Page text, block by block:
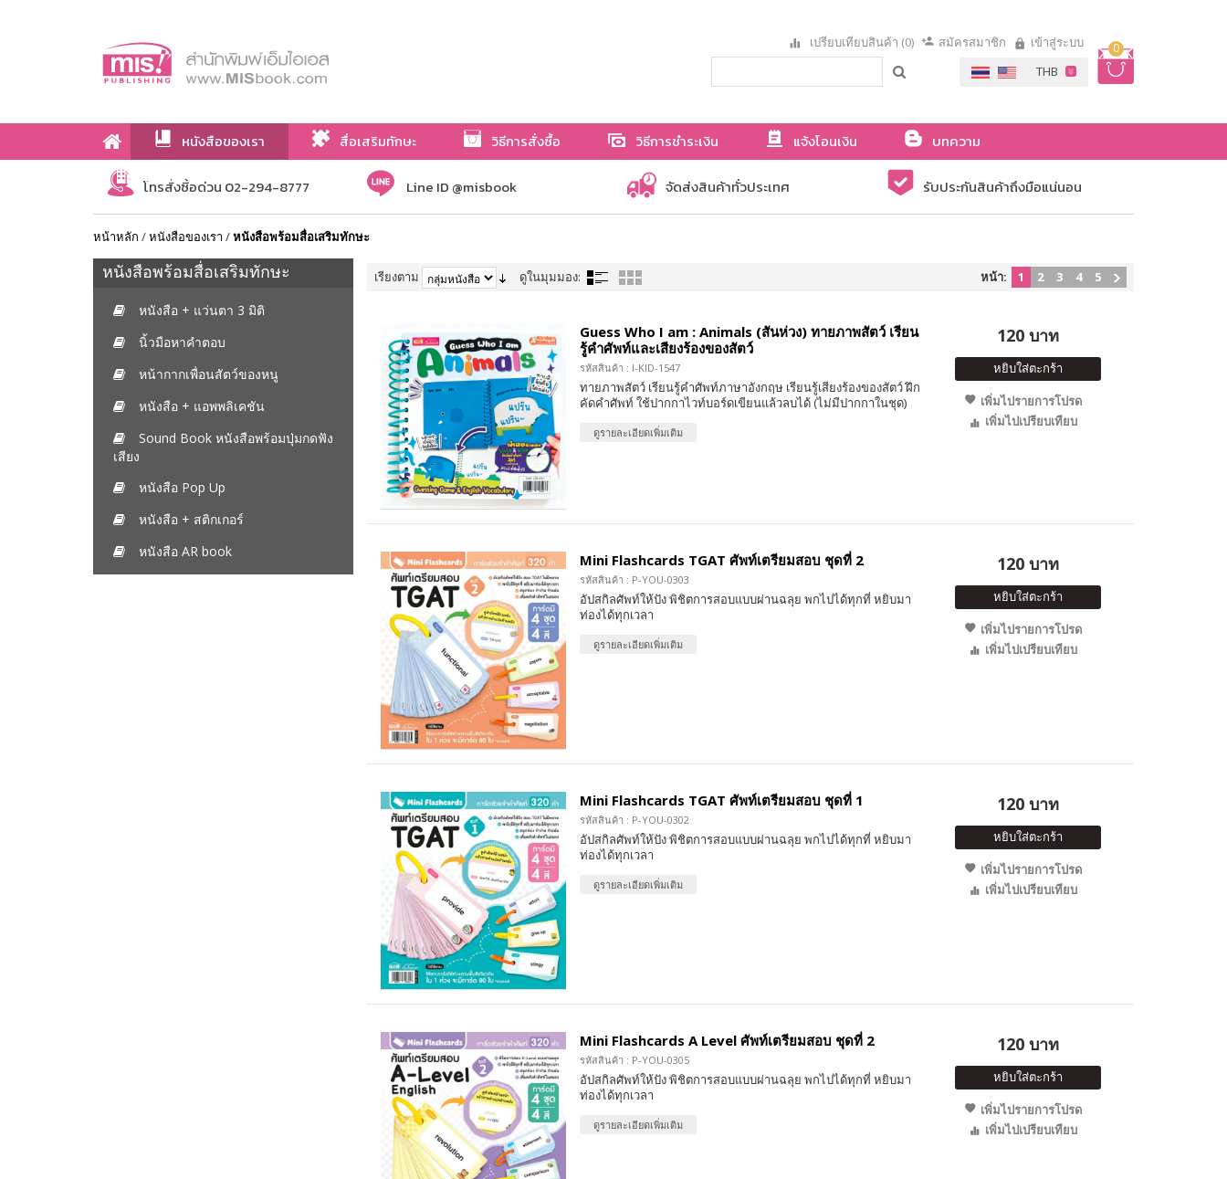
0
เปรียบเทียบสินค้า (0) สมัครสมาชิก เข้าสู่ระบบ
หนังสือของเรา สื่อเสริมทักษะ วิธีการสั่งซื้อ วิธีการชำระเงิน แจ้งโอนเงิน
บทความ
เกี่ยวกับเรา
โทรสั่งซื้อด่วน 02-294-8777 Line ID @misbook จัดส่งสินค้าทั่วประเทศ รับประกันสินค้าถึงมือแน่นอน
หน้าหลัก /หนังสือของเรา /หนังสือพร้อมสื่อเสริมทักษะ
หนังสือพร้อมสื่อเสริมทักษะ
หนังสือ + แว่นตา 3 มิติ
นิ้วมือหาคำตอบ
หน้ากากเพื่อนสัตว์ของหนู
หนังสือ + แอพพลิเคชัน
Sound Book หนังสือพร้อมปุ่มกดฟัง
เสียง
หนังสือ Pop Up
หนังสือ + สติกเกอร์
หนังสือ AR book
เรียงตาม ดูในมุมมอง: หน้า: 1 2 3 4 5
Guess Who I am : Animals (สันห่วง) ทายภาพสัตว์ เรียน
รู้คำศัพท์และเสียงร้องของสัตว์
รหัสสินค้า : I-KID-1547
ทายภาพสัตว์ เรียนรู้คำศัพท์ภาษาอังกฤษ เรียนรู้เสียงร้องของสัตว์ ฝึก
คัดคำศัพท์ ใช้ปากกาไวท์บอร์ดเขียนแล้วลบได้ (ไม่มีปากกาในชุด)
ดูรายละเอียดเพิ่มเติม
120 บาท
หยิบใส่ตะกร้า
เพิ่มไปรายการโปรด
เพิ่มไปเปรียบเทียบ
Mini Flashcards TGAT ศัพท์เตรียมสอบ ชุดที่ 2
รหัสสินค้า : P-YOU-0303
อัปสกิลศัพท์ให้ปัง พิชิตการสอบแบบผ่านฉลุย พกไปได้ทุกที่ หยิบมา
ท่องได้ทุกเวลา
ดูรายละเอียดเพิ่มเติม
120 บาท
หยิบใส่ตะกร้า
เพิ่มไปรายการโปรด
เพิ่มไปเปรียบเทียบ
Mini Flashcards TGAT ศัพท์เตรียมสอบ ชุดที่ 1
รหัสสินค้า : P-YOU-0302
อัปสกิลศัพท์ให้ปัง พิชิตการสอบแบบผ่านฉลุย พกไปได้ทุกที่ หยิบมา
ท่องได้ทุกเวลา
ดูรายละเอียดเพิ่มเติม
120 บาท
หยิบใส่ตะกร้า
เพิ่มไปรายการโปรด
เพิ่มไปเปรียบเทียบ
Mini Flashcards A Level ศัพท์เตรียมสอบ ชุดที่ 2
รหัสสินค้า : P-YOU-0305
อัปสกิลศัพท์ให้ปัง พิชิตการสอบแบบผ่านฉลุย พกไปได้ทุกที่ หยิบมา
ท่องได้ทุกเวลา
ดูรายละเอียดเพิ่มเติม
120 บาท
หยิบใส่ตะกร้า
เพิ่มไปรายการโปรด
เพิ่มไปเปรียบเทียบ